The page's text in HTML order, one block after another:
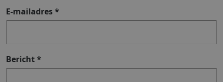
Bericht
E-
Bericht
E-mailadres*
Bericht*